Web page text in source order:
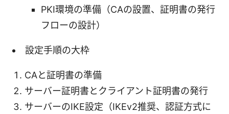
PKI環境の準備（CAの設置、証明書の発行
フローの設計）
設定手順の大枠
CAと証明書の準備
サーバー証明書とクライアント証明書の発行
サーバーのIKE設定（IKEv2推奨、認証方式に